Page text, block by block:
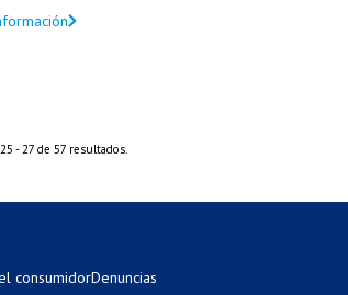
- 27 de 57 resultados.
consumidorDenuncias